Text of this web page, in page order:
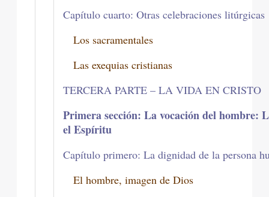
Capítulo cuarto: Otras celebraciones litúrgicas
Los sacramentales
Las exequias cristianas
TERCERA PARTE – LA VIDA EN CRISTO
Primera sección: La vocación del hombre:
el Espíritu
Capítulo primero: La dignidad de la persona
El hombre, imagen de Dios